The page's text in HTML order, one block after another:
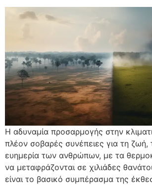
Η αδυναμία προσαρμογής στην
πλέον σοβαρές συνέπειες για τη ζωή,
ευημερία των ανθρώπων, με τα
να μεταφράζονται σε χιλιάδες
είναι το βασικό συμπέρασμα της